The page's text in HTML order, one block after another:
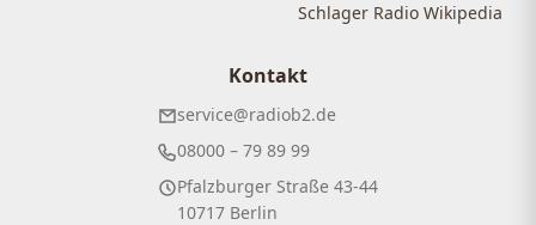
Schlager Radio Wikipedia
Kontakt
service@radiob2.de
08000 – 79 89 99
Pfalzburger Straße 43-44
10717 Berlin